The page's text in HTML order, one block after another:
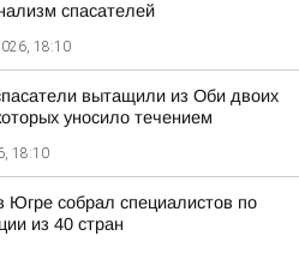
спасателей
18:10
вытащили из Оби двоих
уносило течением
18:10
собрал специалистов по
из 40 стран